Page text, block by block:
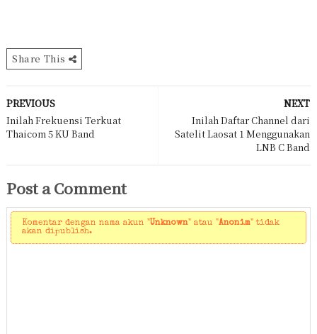
Share This
NEXT
Inilah Daftar Channel dari
Satelit Laosat 1 Menggunakan
LNB C Band
PREVIOUS
Inilah Frekuensi Terkuat
Thaicom 5 KU Band
Post a Comment
Komentar dengan nama akun "Unknown" atau "Anonim" tidak
akan dipublish.